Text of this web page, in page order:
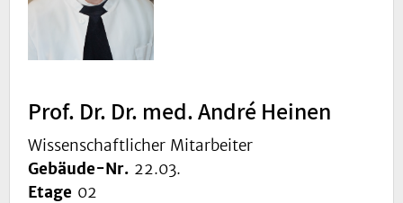
Prof. Dr. Dr. med. André Heinen
Wissenschaftlicher Mitarbeiter
Gebäude-Nr. 22.03.
Etage 02